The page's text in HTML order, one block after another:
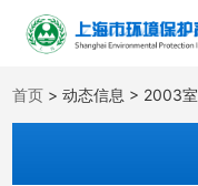
首页 > 动态信息 > 2003